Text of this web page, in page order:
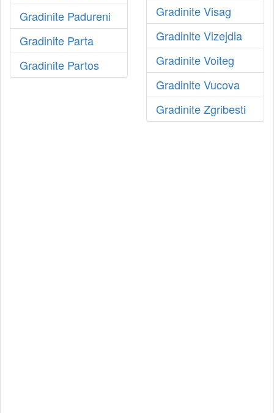
Gradinite Padureni
Gradinite Parta
Gradinite Partos
Gradinite Visag
Gradinite Vizejdia
Gradinite Voiteg
Gradinite Vucova
Gradinite Zgribesti